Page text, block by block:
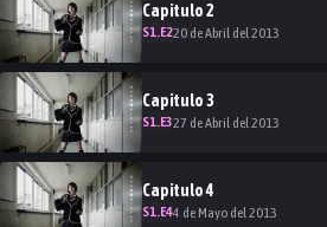
Capitulo2
S1.E220 de Abril del 2013
Capitulo3
S1.E327 de Abril del 2013
Capitulo4
S1.E44 de Mayo del 2013